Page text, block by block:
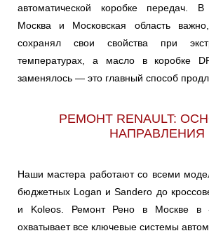
автоматической коробке передач.
Москва и Московская область
сохранял свои свойства при
температурах, а масло в коробке
заменялось — это главный способ
РЕМОНТ RENAULT:
НАПРАВЛЕНИЯ
Наши мастера работают со всеми
бюджетных Logan и Sandero до
и Koleos. Ремонт Рено в Москве в
охватывает все ключевые системы